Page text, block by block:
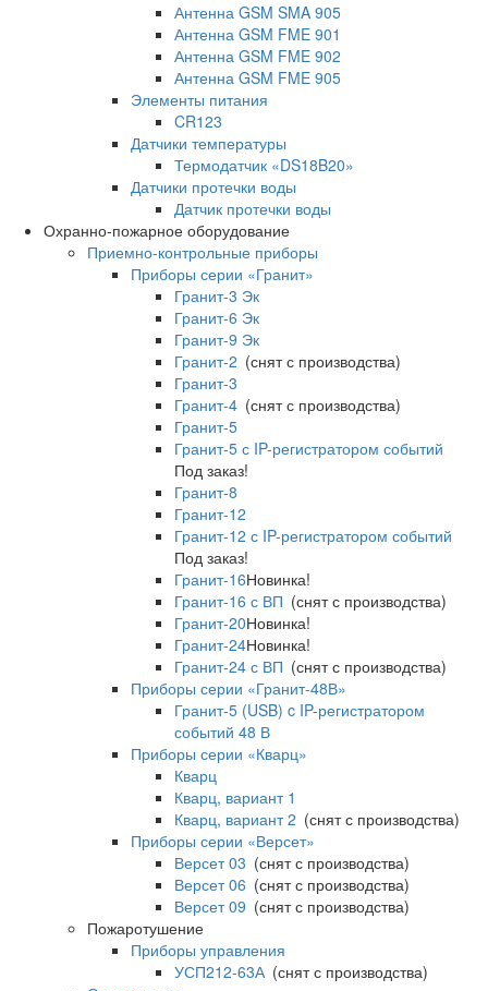
Антенна GSM SMA 905
Антенна GSM FME 901
Антенна GSM FME 902
Антенна GSM FME 905
Элементы питания
CR123
Датчики температуры
Термодатчик «DS18B20»
Датчики протечки воды
Датчик протечки воды
Охранно-пожарное оборудование
Приемно-контрольные приборы
Приборы серии «Гранит»
Гранит-3 Эк
Гранит-6 Эк
Гранит-9 Эк
Гранит-2 (снят с производства)
Гранит-3
Гранит-4 (снят с производства)
Гранит-5
Гранит-5 с IP-регистратором событий
Под заказ!
Гранит-8
Гранит-12
Гранит-12 с IP-регистратором событий
Под заказ!
Гранит-16Новинка!
Гранит-16 с ВП (снят с производства)
Гранит-20Новинка!
Гранит-24Новинка!
Гранит-24 с ВП (снят с производства)
Приборы серии «Гранит-48В»
Гранит-5 (USB) c IP-регистратором
событий 48 В
Приборы серии «Кварц»
Кварц
Кварц, вариант 1
Кварц, вариант 2 (снят с производства)
Приборы серии «Версет»
Версет 03 (снят с производства)
Версет 06 (снят с производства)
Версет 09 (снят с производства)
Пожаротушение
Приборы управления
УСП212-63А(снят с производства)